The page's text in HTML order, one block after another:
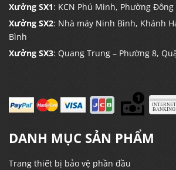
Xưởng SX1: KCN Phú Minh, Phường Đông
Xưởng SX2: Nhà máy Ninh Bình, Khánh
Bình
Xưởng SX3: Quang Trung – Phường 8,
DANH MỤC SẢN PHẨM
Trang thiết bị bảo vệ phần đầu